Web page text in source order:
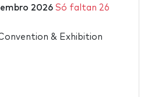
2026 Só faltan 26
& Exhibition